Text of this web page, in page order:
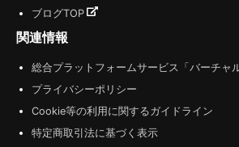
ブログTOP
関連情報
総合プラットフォームサービス「バーチャ
プライバシーポリシー
Cookie等の利用に関するガイドライン
特定商取引法に基づく表示